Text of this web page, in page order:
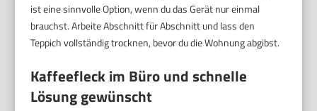
ist eine sinnvolle Option, wenn du das Gerät nur einmal
brauchst. Arbeite Abschnitt für Abschnitt und lass den
Teppich vollständig trocknen, bevor du die Wohnung abgibst.
Kaffeefleck im Büro und schnelle
Lösung gewünscht